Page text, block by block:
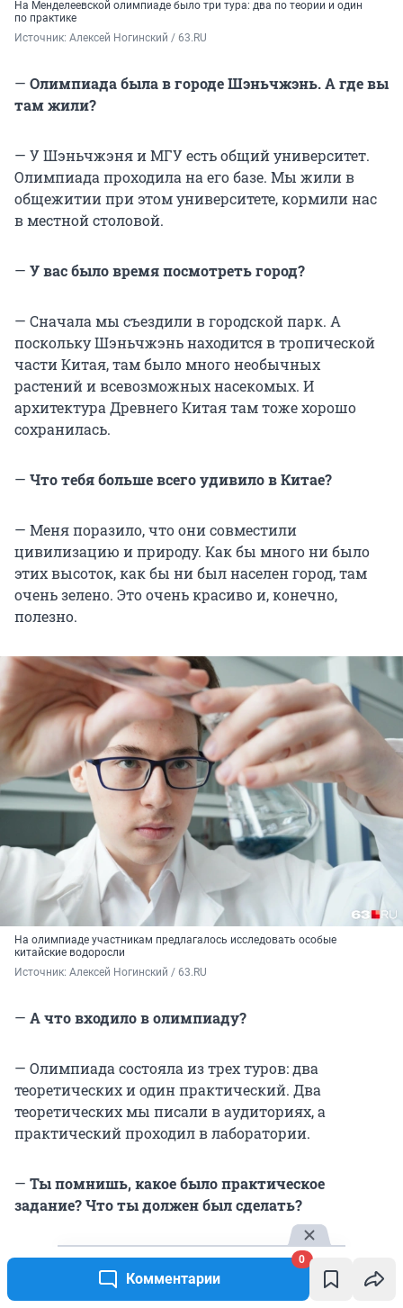
Комментарии
0
На Менделеевской олимпиаде было три тура: два по теории и один
по практике
Источник: Алексей Ногинский / 63.RU
— Олимпиада была в городе Шэньчжэнь. А где вы
там жили?
— У Шэньчжэня и МГУ есть общий университет.
Олимпиада проходила на его базе. Мы жили в
общежитии при этом университете, кормили нас
в местной столовой.
— У вас было время посмотреть город?
— Сначала мы съездили в городской парк. А
поскольку Шэньчжэнь находится в тропической
части Китая, там было много необычных
растений и всевозможных насекомых. И
архитектура Древнего Китая там тоже хорошо
сохранилась.
— Что тебя больше всего удивило в Китае?
— Меня поразило, что они совместили
цивилизацию и природу. Как бы много ни было
этих высоток, как бы ни был населен город, там
очень зелено. Это очень красиво и, конечно,
полезно.
На олимпиаде участникам предлагалось исследовать особые
китайские водоросли
Источник: Алексей Ногинский / 63.RU
— А что входило в олимпиаду?
— Олимпиада состояла из трех туров: два
теоретических и один практический. Два
теоретических мы писали в аудиториях, а
практический проходил в лаборатории.
— Ты помнишь, какое было практическое
задание? Что ты должен был сделать?
— Если вкратце, в Китае есть какие-то очень
полезные водоросли, и наша задача была их
проанализировать. Нам дали белки, нужно было